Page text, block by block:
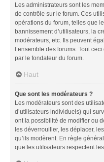
Les administrateurs sont les
de contrôle sur le forum. Ces
opérations du forum, telles que
bannissement d’utilisateurs, la
modérateurs, etc. Ils peuvent
l’ensemble des forums. Tout
par le fondateur du forum.
Haut
Que sont les modérateurs ?
Les modérateurs sont des
d’utilisateurs individuels) qui
ont la possibilité de modifier ou
les déverrouiller, les déplacer,
qu’ils modèrent. En règle
que les utilisateurs respectent